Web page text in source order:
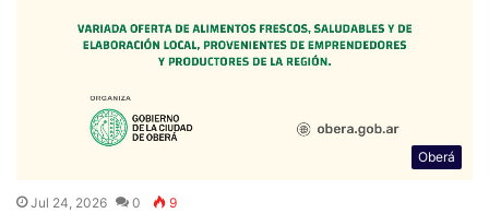
Oberá
Jul 24, 2026 0 9